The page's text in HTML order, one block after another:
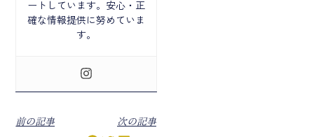
ートしています。安心・正
確な情報提供に努めていま
す。
前の記事
次の記事